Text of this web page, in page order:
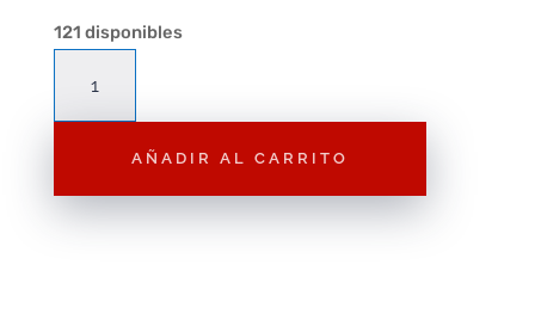
121 disponibles
cinturón
porta‑espadas
P125
AÑADIR AL CARRITO